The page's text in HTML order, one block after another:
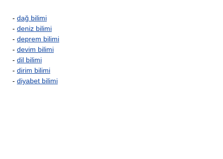
- dağ bilimi
- deniz bilimi
- deprem bilimi
- devim bilimi
- dil bilimi
- dirim bilimi
- diyabet bilimi